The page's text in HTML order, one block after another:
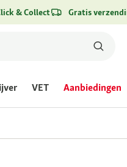
& Collect Gratis
VET Aanbiedingen